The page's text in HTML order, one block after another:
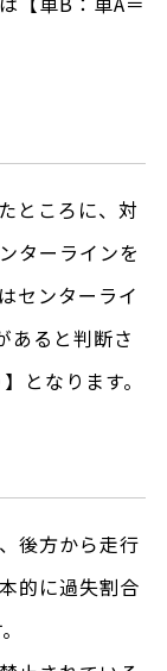
ところに、対
ターラインを
センターライ
あると判断さ
となります。
後方から走行
的に過失割合